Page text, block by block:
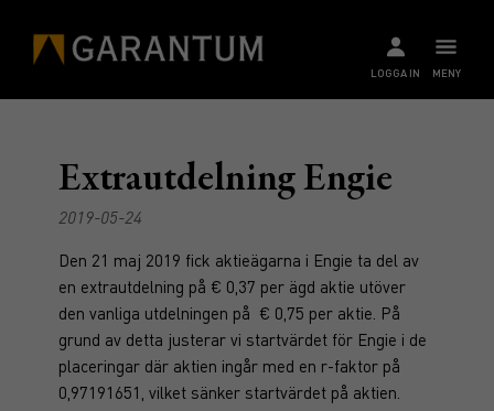
MENY
LOGGA IN
Extrautdelning Engie
2019-05-24
Den 21 maj 2019 fick aktieägarna i Engie ta del av
en extrautdelning på € 0,37 per ägd aktie utöver
den vanliga utdelningen på € 0,75 per aktie. På
grund av detta justerar vi startvärdet för Engie i de
placeringar där aktien ingår med en r-faktor på
0,97191651, vilket sänker startvärdet på aktien.